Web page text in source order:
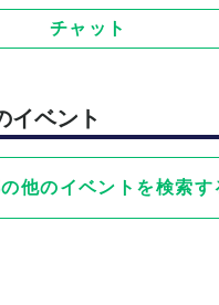
チャット
イベント
他のイベントを検索す